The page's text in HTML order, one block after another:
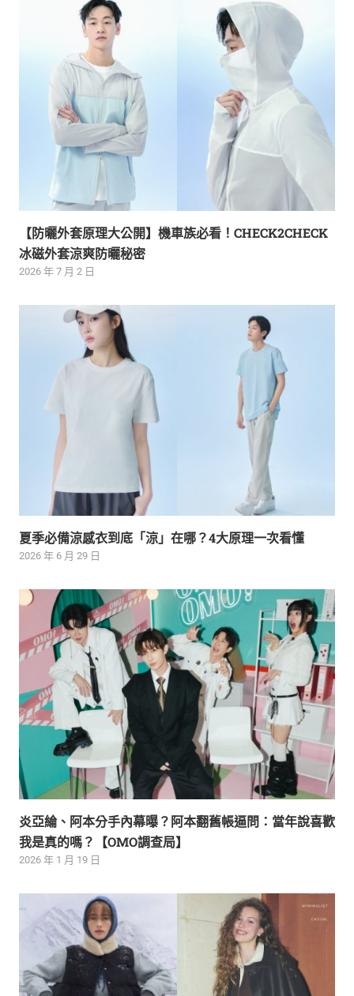
【防曬外套原理大公開】機車族必看！CHECK2CHECK
冰磁外套涼爽防曬秘密
2026 年 7 月 2 日
夏季必備涼感衣到底「涼」在哪？4大原理一次看懂
2026 年 6 月 29 日
炎亞綸、阿本分手內幕曝？阿本翻舊帳逼問：當年說喜歡
我是真的嗎？【OMO調查局】
2026 年 1 月 19 日